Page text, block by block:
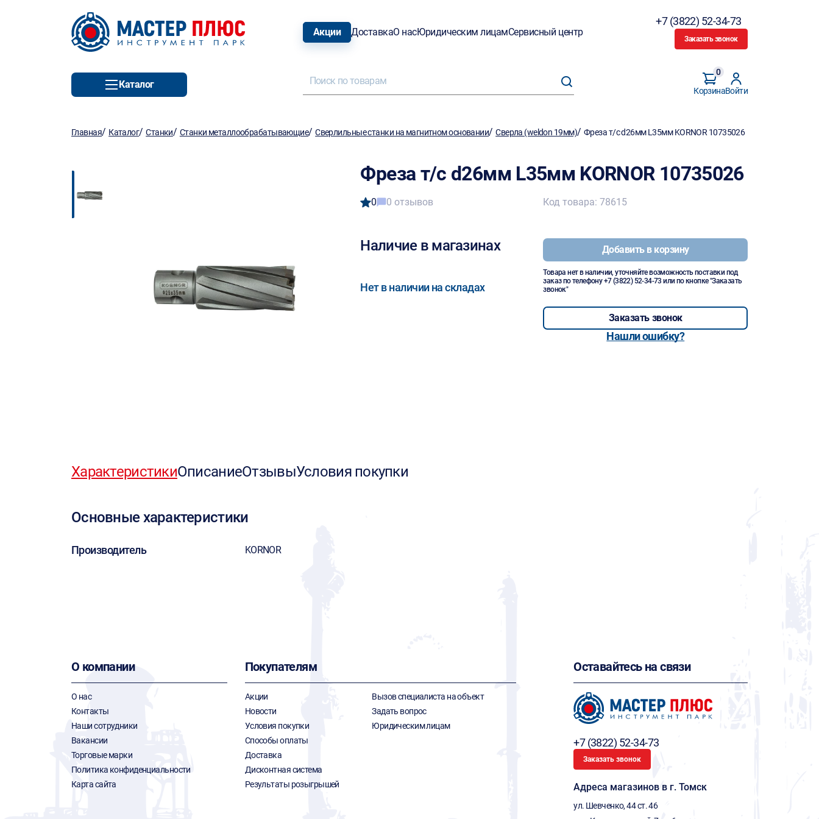
Акции ДоставкаО насЮридическим лицамСервисный центр
+7 (3822) 52-34-73
Заказать звонок
Каталог
Корзина
0
Войти
Главная/ Каталог/Станки/ Станки металлообрабатывающие/Сверлильные станки на магнитном основании/Сверла (weldon 19мм)/Фреза т/с d26мм L35мм KORNOR 10735026
Фреза т/с d26мм L35мм KORNOR 10735026
0 0 отзывов
Наличие в магазинах
Нет в наличии на складах
Код товара: 78615
Добавить в корзину
Товара нет в наличии, уточняйте возможность поставки под
заказ по телефону+7 (3822) 52-34-73 или по кнопке "Заказать
звонок"
Заказать звонок
Нашли ошибку?
ХарактеристикиОписаниеОтзывыУсловия покупки
Основные характеристики
Производитель KORNOR
О компании
О нас
Контакты
Наши сотрудники
Вакансии
Торговые марки
Политика конфиденциальности
Карта сайта
Покупателям
Акции
Новости
Условия покупки
Способы оплаты
Доставка
Дисконтная система
Результаты розыгрышей
Вызов специалиста на объект
Задать вопрос
Юридическим лицам
Оставайтесь на связи
+7 (3822) 52-34-73
Заказать звонок
Адреса магазинов в г. Томск
ул. Шевченко, 44 ст. 46